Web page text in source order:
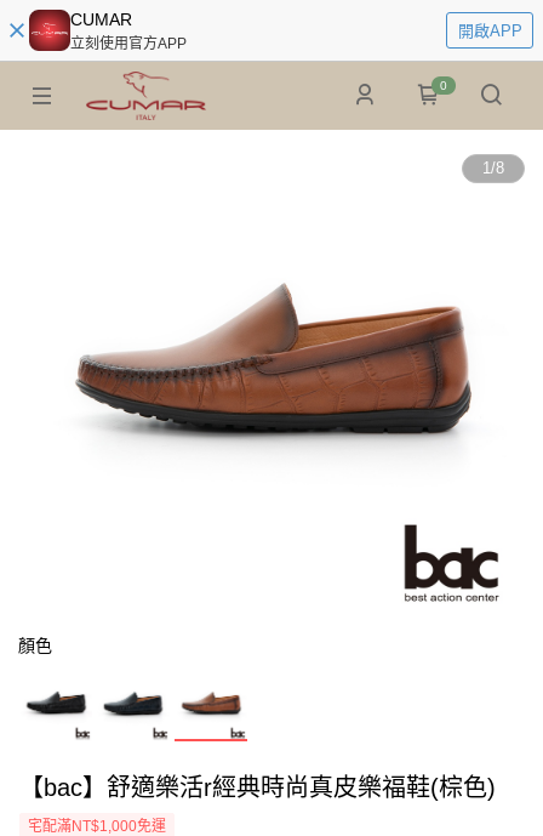
CUMAR
立刻使用官方APP
開啟APP
0
1/8
顏色
【bac】舒適樂活r經典時尚真皮樂福鞋(棕色)
宅配滿NT$1,000免運